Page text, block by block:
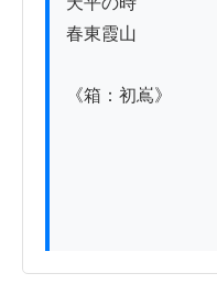
春東霞山
《箱：初嶌》